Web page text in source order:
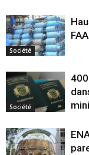
Société
Société